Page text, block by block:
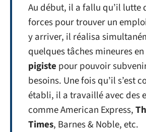
Au début, il a fallu qu’il lutte
forces pour trouver un
y arriver, il réalisa
quelques tâches mineures
pigiste pour pouvoir
besoins. Une fois qu’il s’est
établi, il a travaillé avec des
comme American Express,
Times, Barnes & Noble, etc.